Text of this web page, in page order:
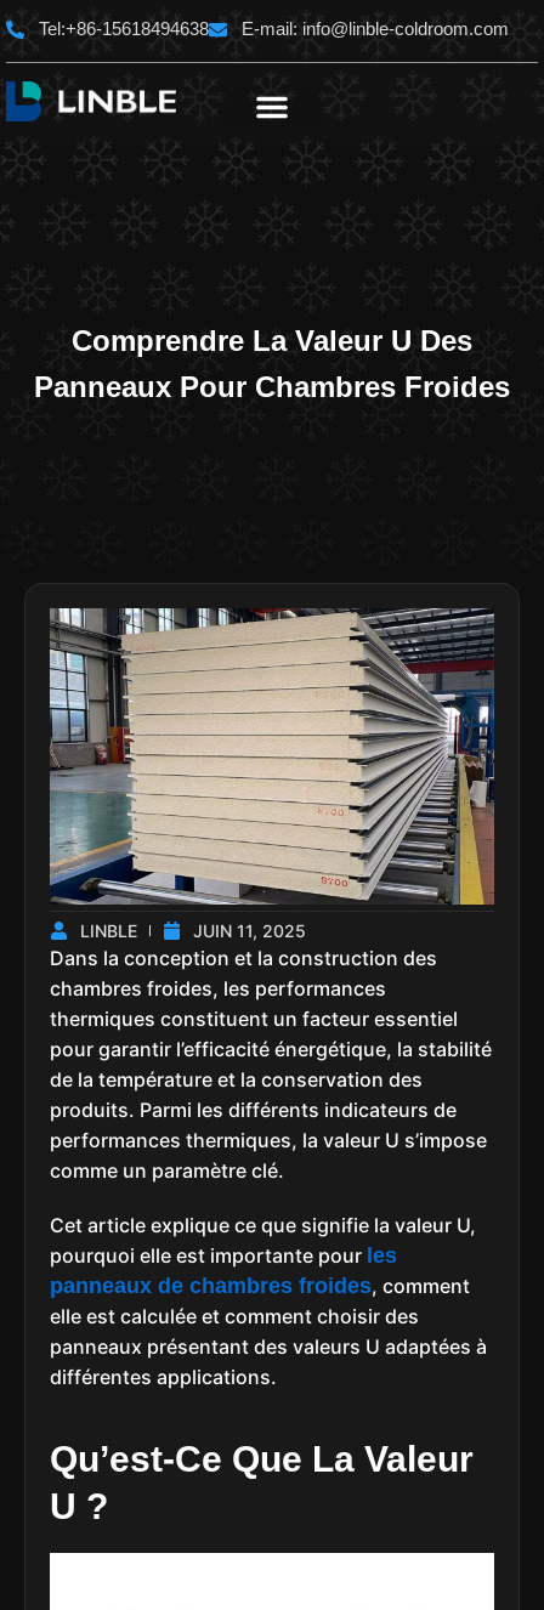
Aller
au
contenu
Tel:+86-15618494638 E-mail: info@linble-coldroom.com
Comprendre La Valeur U Des
Panneaux Pour Chambres Froides
LINBLE JUIN 11, 2025
Dans la conception et la construction des
chambres froides, les performances
thermiques constituent un facteur essentiel
pour garantir l’efficacité énergétique, la stabilité
de la température et la conservation des
produits. Parmi les différents indicateurs de
performances thermiques, la valeur U s’impose
comme un paramètre clé.
Cet article explique ce que signifie la valeur U,
pourquoi elle est importante pour les
panneaux de chambres froides, comment
elle est calculée et comment choisir des
panneaux présentant des valeurs U adaptées à
différentes applications.
Qu’est-Ce Que La Valeur
U ?